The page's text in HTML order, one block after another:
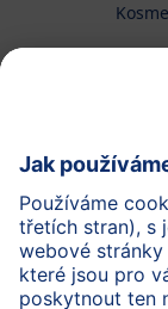
Cookies